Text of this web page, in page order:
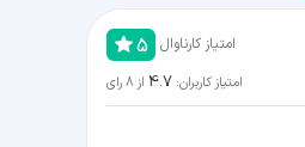
امتیاز کارناوال 5
امتیاز کاربران: 4.7 از 8رای